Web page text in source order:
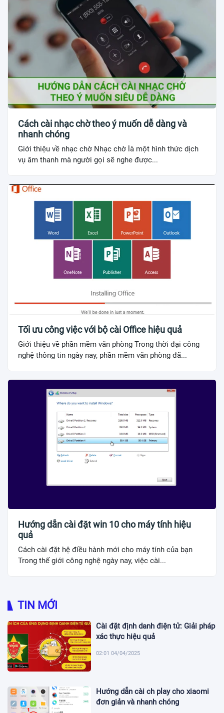
Cách cài nhạc chờ theo ý muốn dễ dàng và
nhanh chóng
Giới thiệu về nhạc chờ Nhạc chờ là một hình thức dịch
vụ âm thanh mà người gọi sẽ nghe được...
Tối ưu công việc với bộ cài Office hiệu quả
Giới thiệu về phần mềm văn phòng Trong thời đại công
nghệ thông tin ngày nay, phần mềm văn phòng đã...
Hướng dẫn cài đặt win 10 cho máy tính hiệu
quả
Cách cài đặt hệ điều hành mới cho máy tính của bạn
Trong thế giới công nghệ ngày nay, việc cài...
TIN MỚI
Cài đặt định danh điện tử: Giải pháp
xác thực hiệu quả
02:01 04/04/2025
Hướng dẫn cài ch play cho xiaomi
đơn giản và nhanh chóng